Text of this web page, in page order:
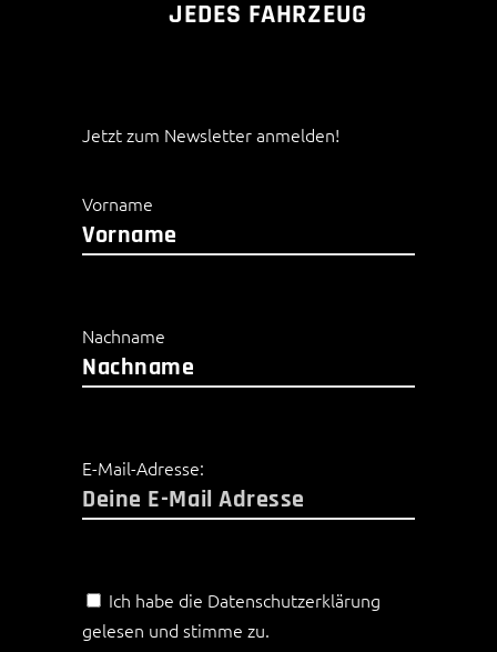
JEDES FAHRZEUG
Jetzt zum Newsletter anmelden!
Vorname
Nachname
E-Mail-Adresse:
Ich habe die Datenschutzerklärung
gelesen und stimme zu.